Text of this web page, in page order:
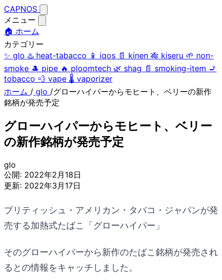
CAPNOS
メニュー
🏠 ホーム
カテゴリー
✨ glo ♨️ heat-tabacco 📱 iqos 📄 kinen 🎋 kiseru 🌱 non-
smoke 🎩 pipe 🔥 ploomtech 🌿 shag 📄 smoking-item 🚬
tobacco 💨 vape 🌡️ vaporizer
ホーム / glo /グローハイパーからモヒート、ベリーの新作
銘柄が発売予定
グローハイパーからモヒート、ベリー
の新作銘柄が発売予定
glo
公開: 2022年2月18日
更新: 2022年3月17日
ブリティッシュ・アメリカン・タバコ・ジャパンが発
売する加熱式たばこ「グローハイパー」
そのグローハイパーから新作のたばこ銘柄が発売され
るとの情報をキャッチしました。